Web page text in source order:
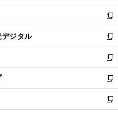
開
く
ウ
で
開
く
ン
ド
ウ
で
開
く
ウ
ィ
ン
ド
ウ
で
開
く
新
し
い
ウ
ィ
ン
ド
ウ
で
開
ジタル
新
し
い
ウ
ィ
ン
ド
ウ
新
し
い
ウ
ィ
ン
新
し
い
ウ
新
し